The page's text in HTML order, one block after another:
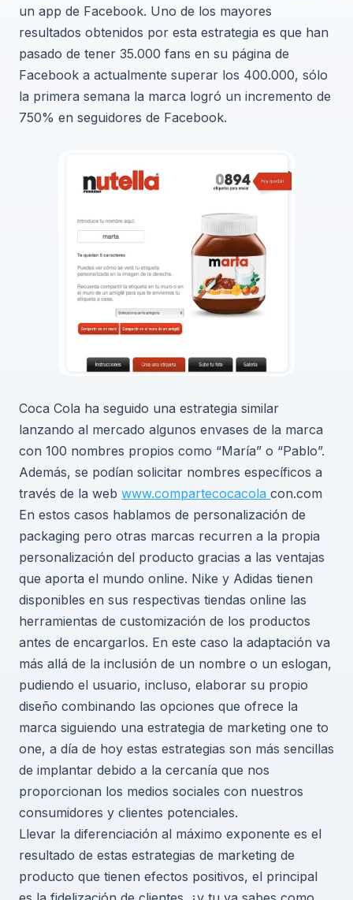
un app de Facebook. Uno de los mayores
resultados obtenidos por esta estrategia es que han
pasado de tener 35.000 fans en su página de
Facebook a actualmente superar los 400.000, sólo
la primera semana la marca logró un incremento de
750% en seguidores de Facebook.
Coca Cola ha seguido una estrategia similar
lanzando al mercado algunos envases de la marca
con 100 nombres propios como “María” o “Pablo”.
Además, se podían solicitar nombres específicos a
través de la web www.compartecocacola con.com
En estos casos hablamos de personalización de
packaging pero otras marcas recurren a la propia
personalización del producto gracias a las ventajas
que aporta el mundo online. Nike y Adidas tienen
disponibles en sus respectivas tiendas online las
herramientas de customización de los productos
antes de encargarlos. En este caso la adaptación va
más allá de la inclusión de un nombre o un eslogan,
pudiendo el usuario, incluso, elaborar su propio
diseño combinando las opciones que ofrece la
marca siguiendo una estrategia de marketing one to
one, a día de hoy estas estrategias son más sencillas
de implantar debido a la cercanía que nos
proporcionan los medios sociales con nuestros
consumidores y clientes potenciales.
Llevar la diferenciación al máximo exponente es el
resultado de estas estrategias de marketing de
producto que tienen efectos positivos, el principal